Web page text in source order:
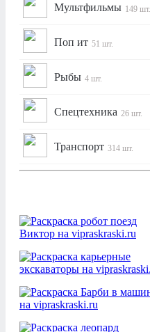
Мультфильмы 149 шт.
Поп ит 51 шт.
Рыбы 4 шт.
Спецтехника 26 шт.
Транспорт 314 шт.